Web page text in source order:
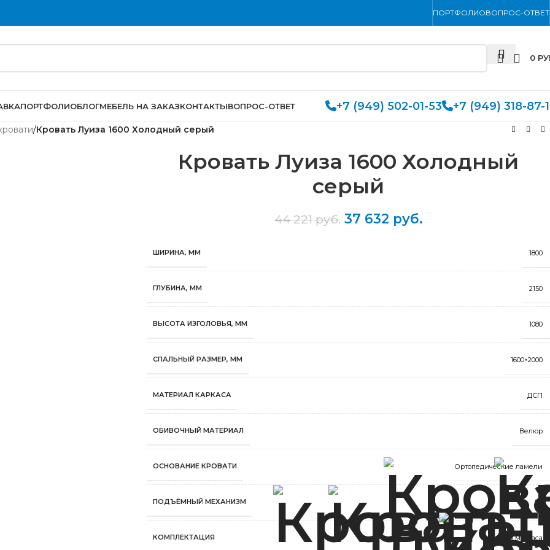
ПОРТФОЛИОВОПРОС-ОТВЕТ
0
ПОРТФОЛИОБЛОГМЕБЕЛЬ НА ЗАКАЗКОНТАКТЫВОПРОС-ОТВЕТ +7 (949) 502-01-53 +7 (949) 318-87-
/Кровать Луиза 1600 Холодный серый
Кровать Луиза 1600 Холодный
серый
44 221руб. 37 632 руб.
ШИРИНА, ММ 1800
ГЛУБИНА, ММ 2150
ВЫСОТА ИЗГОЛОВЬЯ, ММ 1080
СПАЛЬНЫЙ РАЗМЕР, ММ 1600×2000
МАТЕРИАЛ КАРКАСА ДСП
ОБИВОЧНЫЙ МАТЕРИАЛ Велюр
ОСНОВАНИЕ КРОВАТИ Ортопедические ламели
ПОДЪЁМНЫЙ МЕХАНИЗМ Да
КОМПЛЕКТАЦИЯ Без матраса